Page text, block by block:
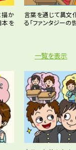
描か
本を
言葉を通じて異文
る「ファンタジーの
一覧を表示